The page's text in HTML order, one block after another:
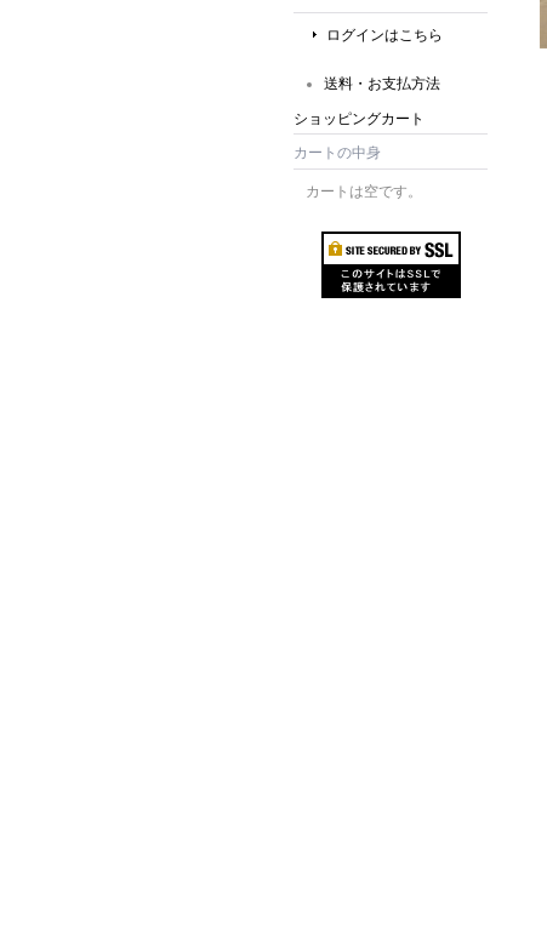
ログインはこちら
送料・お支払方法
ショッピングカート
カートの中身
カートは空です。